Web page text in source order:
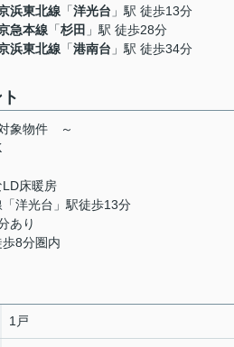
浜東北線 「洋光台 」駅 徒歩13分
急本線 「杉田 」駅 徒歩28分
浜東北線 「港南台 」駅 徒歩34分
象物件 ～
床暖房
洋光台」駅徒歩13分
あり
8分圏内
1戸